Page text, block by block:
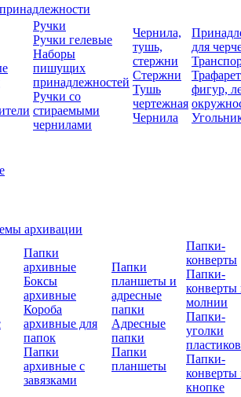
Ручки
Ручки гелевые
Наборы
пишущих
принадлежностей
Ручки со
стираемыми
чернилами
Чернила,
тушь,
стержни
Стержни
Тушь
чертежная
Чернила
для
фигур,
архивации
Папки
архивные
Боксы
архивные
Короба
архивные для
папок
Папки
архивные с
завязками
Папки
планшеты и
адресные
папки
Адресные
папки
Папки
планшеты
Папки-
конверты
Папки-
конверты
молнии
Папки-
уголки
Папки-
конверты
кнопке